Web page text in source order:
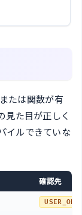
たは関数が有
見た目が正しく
イルできていな
確認先